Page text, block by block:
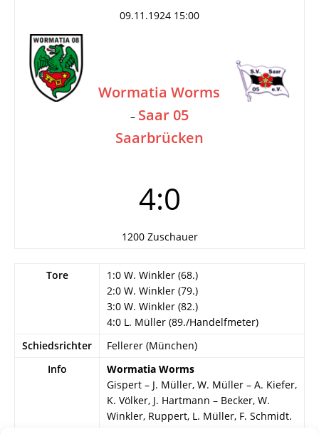
09.11.1924 15:00
Wormatia Worms
– Saar 05
Saarbrücken
4:0
1200 Zuschauer
Tore
1:0 W. Winkler (68.)
2:0 W. Winkler (79.)
3:0 W. Winkler (82.)
4:0 L. Müller (89./Handelfmeter)
Schiedsrichter
Fellerer (München)
Info
Wormatia Worms
Gispert – J. Müller, W. Müller – A. Kiefer,
K. Völker, J. Hartmann – Becker, W.
Winkler, Ruppert, L. Müller, F. Schmidt.